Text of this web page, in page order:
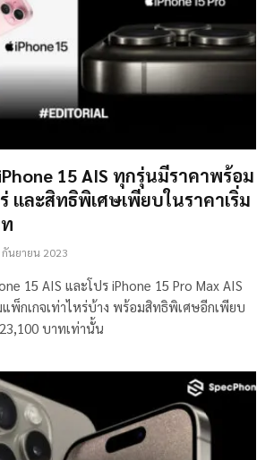
15 AIS ทุกรุ่นมีราคาพร้อม
และสิทธิพิเศษเพียบในราคาเริ่ม
กันยายน 2023
15 AIS และโปร iPhone 15 Pro Max AIS
พ็กเกจเท่าไหร่บ้าง พร้อมสิทธิพิเศษอีกเพียบ
บาทเท่านั้น